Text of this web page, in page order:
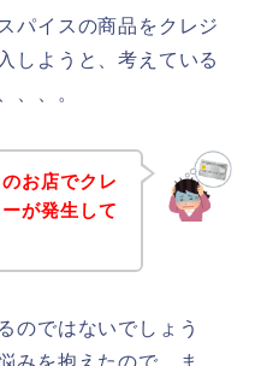
パイスの商品をクレジ
しようと、考えている
、、。
お店でクレ
が発生して
のではないでしょう
みを抱えたので、ま